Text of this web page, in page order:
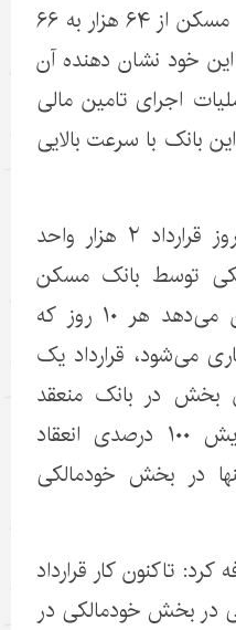
خودمالکی طرح نهضت ملی مسکن از ۶۴ هزار به ۶۶
این خود نشان دهنده آن
اجرای تامین مالی
بانک با سرعت بالایی
وی افزود: طی مدت ۲۰ روز قرارداد ۲ هزار واحد
توسط بانک مسکن
منعقد شده است که نشان می‌دهد هر ۱۰ روز که
می‌شود، قرارداد یک
بخش در بانک منعقد
می‌شود که به معنای افزایش ۱۰۰ درصدی انعقاد
در بخش خودمالکی
تاکنون کار قرارداد
مسکونی در بخش خودمالکی در